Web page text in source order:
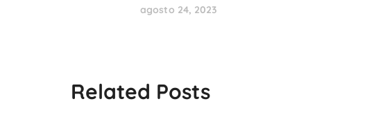
agosto 24, 2023
Related Posts